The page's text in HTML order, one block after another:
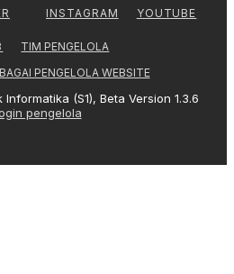
INSTAGRAM YOUTUBE
TIM PENGELOLA
PENGELOLA WEBSITE
(S1), Beta Version 1.3.6
pengelola